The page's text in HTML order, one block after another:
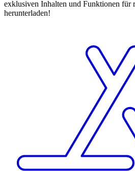
exklusiven Inhalten und Funktionen für
herunterladen!